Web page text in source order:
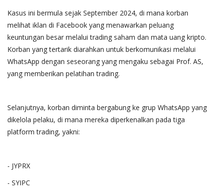
Kasus ini bermula sejak September 2024, di mana korban
melihat iklan di Facebook yang menawarkan peluang
keuntungan besar melalui trading saham dan mata uang kripto.
Korban yang tertarik diarahkan untuk berkomunikasi melalui
WhatsApp dengan seseorang yang mengaku sebagai Prof. AS,
yang memberikan pelatihan trading.
Selanjutnya, korban diminta bergabung ke grup WhatsApp yang
dikelola pelaku, di mana mereka diperkenalkan pada tiga
platform trading, yakni:
- JYPRX
- SYIPC